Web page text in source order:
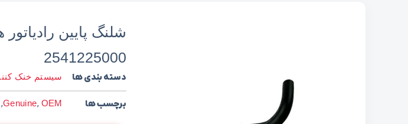
شلنگ پایین رادیاتور
2541225000
دسته بندی ها سیستم خنک
برچسب ها Genuine, OEM
,